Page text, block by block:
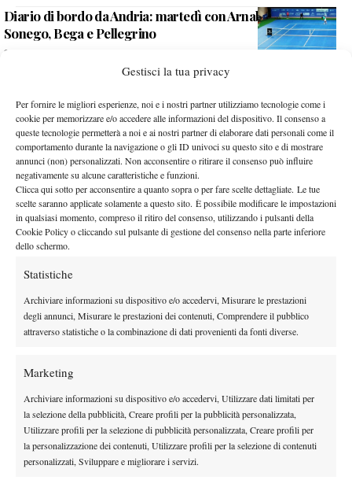
Gestisci la tua privacy
Per fornire le migliori esperienze, noi e i nostri partner utilizziamo tecnologie come i
cookie per memorizzare e/o accedere alle informazioni del dispositivo. Il consenso a
queste tecnologie permetterà a noi e ai nostri partner di elaborare dati personali come il
comportamento durante la navigazione o gli ID univoci su questo sito e di mostrare
annunci (non) personalizzati. Non acconsentire o ritirare il consenso può influire
negativamente su alcune caratteristiche e funzioni.
Clicca qui sotto per acconsentire a quanto sopra o per fare scelte dettagliate. Le tue
scelte saranno applicate solamente a questo sito. È possibile modificare le impostazioni
in qualsiasi momento, compreso il ritiro del consenso, utilizzando i pulsanti della
Cookie Policy o cliccando sul pulsante di gestione del consenso nella parte inferiore
dello schermo.
Statistiche
Archiviare informazioni su dispositivo e/o accedervi, Misurare le prestazioni
degli annunci, Misurare le prestazioni dei contenuti, Comprendere il pubblico
attraverso statistiche o la combinazione di dati provenienti da fonti diverse.
Marketing
Archiviare informazioni su dispositivo e/o accedervi, Utilizzare dati limitati per
la selezione della pubblicità, Creare profili per la pubblicità personalizzata,
Utilizzare profili per la selezione di pubblicità personalizzata, Creare profili per
la personalizzazione dei contenuti, Utilizzare profili per la selezione di contenuti
personalizzati, Sviluppare e migliorare i servizi.
Diario di bordo da Andria: martedì con Arnaboldi, Caruso,
Sonego, Bega e Pellegrino
23 Novembre 2016
Diario di bordo dall’European Summer Cup: ultima
giornata
31 Luglio 2016
Daniele Sforza
Diario di bordo dall’European Summer Cup: la prima
giornata da Trani
28 Luglio 2016
Daniele Sforza
Facebook
Instagram